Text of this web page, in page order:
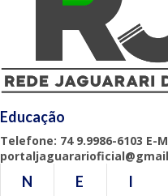
Educação
Telefone: 74 9.9986-6103
N
E
I